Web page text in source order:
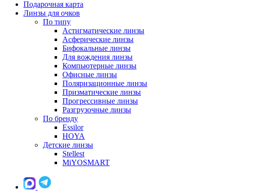
Подарочная карта
Линзы для очков
По типу
Астигматические линзы
Асферические линзы
Бифокальные линзы
Для вождения линзы
Компьютерные линзы
Офисные линзы
Поляризационные линзы
Призматические линзы
Прогрессивные линзы
Разгрузочные линзы
По бренду
Essilor
HOYA
Детские линзы
Stellest
MiYOSMART